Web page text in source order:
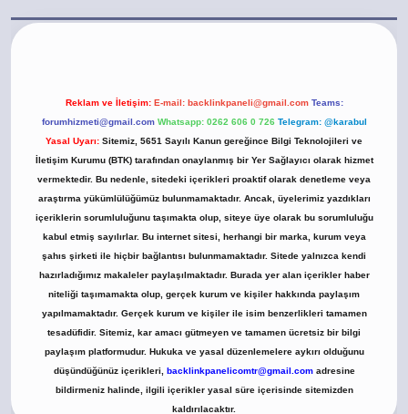
Reklam ve İletişim: E-mail: backlinkpaneli@gmail.com Teams:
forumhizmeti@gmail.com Whatsapp: 0262 606 0 726 Telegram: @karabul
Yasal Uyarı: Sitemiz, 5651 Sayılı Kanun gereğince Bilgi Teknolojileri ve
İletişim Kurumu (BTK) tarafından onaylanmış bir Yer Sağlayıcı olarak hizmet
vermektedir. Bu nedenle, sitedeki içerikleri proaktif olarak denetleme veya
araştırma yükümlülüğümüz bulunmamaktadır. Ancak, üyelerimiz yazdıkları
içeriklerin sorumluluğunu taşımakta olup, siteye üye olarak bu sorumluluğu
kabul etmiş sayılırlar. Bu internet sitesi, herhangi bir marka, kurum veya
şahıs şirketi ile hiçbir bağlantısı bulunmamaktadır. Sitede yalnızca kendi
hazırladığımız makaleler paylaşılmaktadır. Burada yer alan içerikler haber
niteliği taşımamakta olup, gerçek kurum ve kişiler hakkında paylaşım
yapılmamaktadır. Gerçek kurum ve kişiler ile isim benzerlikleri tamamen
tesadüfidir. Sitemiz, kar amacı gütmeyen ve tamamen ücretsiz bir bilgi
paylaşım platformudur. Hukuka ve yasal düzenlemelere aykırı olduğunu
düşündüğünüz içerikleri, backlinkpanelicomtr@gmail.comadresine
bildirmeniz halinde, ilgili içerikler yasal süre içerisinde sitemizden
kaldırılacaktır.